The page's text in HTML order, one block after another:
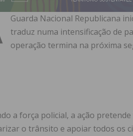
Guarda Nacional Republicana
traduz numa intensificação de
operação termina na próxima
a força policial, a ação
o trânsito e apoiar todos os